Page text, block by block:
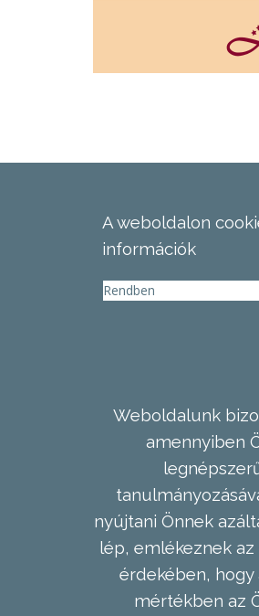
A weboldalon
információk
Rendben
Weboldalunk
amennyiben
nyújtani Önnek
lép, emlékeznek
érdekében,
mértékben az